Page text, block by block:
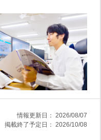
情報更新日： 2026/08/07
掲載終了予定日： 2026/10/08